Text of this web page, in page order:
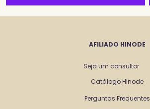
AFILIADO HINODE
Seja um consultor
Catálogo Hinode
Perguntas Frequentes